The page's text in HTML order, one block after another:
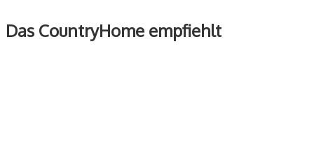
Das CountryHome empfiehlt